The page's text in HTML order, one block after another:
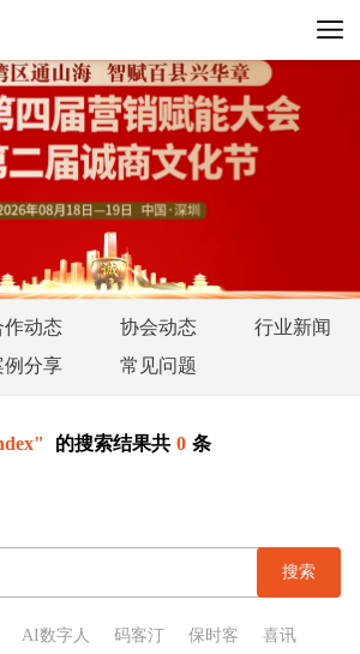
作动态 协会动态
行业新闻
例分享
常见问题
的搜索结果共 0 条
搜索
AI数字人 码客汀 保时客 喜讯